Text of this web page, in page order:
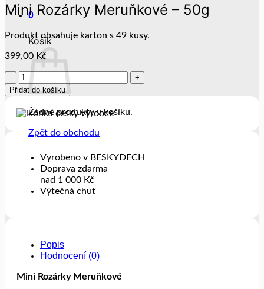
0
Košík
Žádné produkty v košíku.
Zpět do obchodu
Mini Rozárky Meruňkové – 50g
Produkt obsahuje karton s 49 kusy.
399,00 Kč
Mini
Rozárky
Meruňkové
-
množství
Přidat do košíku
Vyrobeno v BESKYDECH
Doprava zdarma
nad 1 000 Kč
Výtečná chuť
Popis
Hodnocení (0)
Mini Rozárky Meruňkové